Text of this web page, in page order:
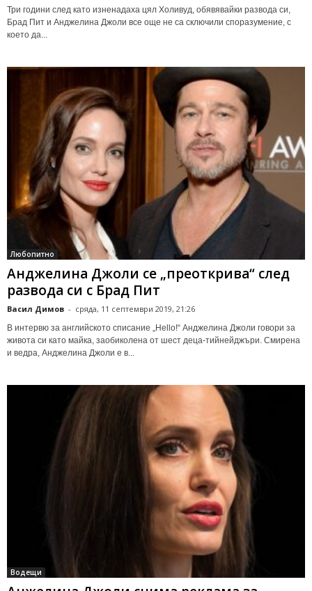
Три години след като изненадаха цял Холивуд, обявявайки развода си,
Брад Пит и Анджелина Джоли все още не са сключили споразумение, с
което да...
Любопитно
Анджелина Джоли се „преоткрива“ след
развода си с Брад Пит
Васил Димов - сряда, 11 септември 2019, 21:26
В интервю за английското списание „Hello!“ Анджелина Джоли говори за
живота си като майка, заобиколена от шест деца-тийнейджъри. Смирена
и ведра, Анджелина Джоли е в...
Водещи